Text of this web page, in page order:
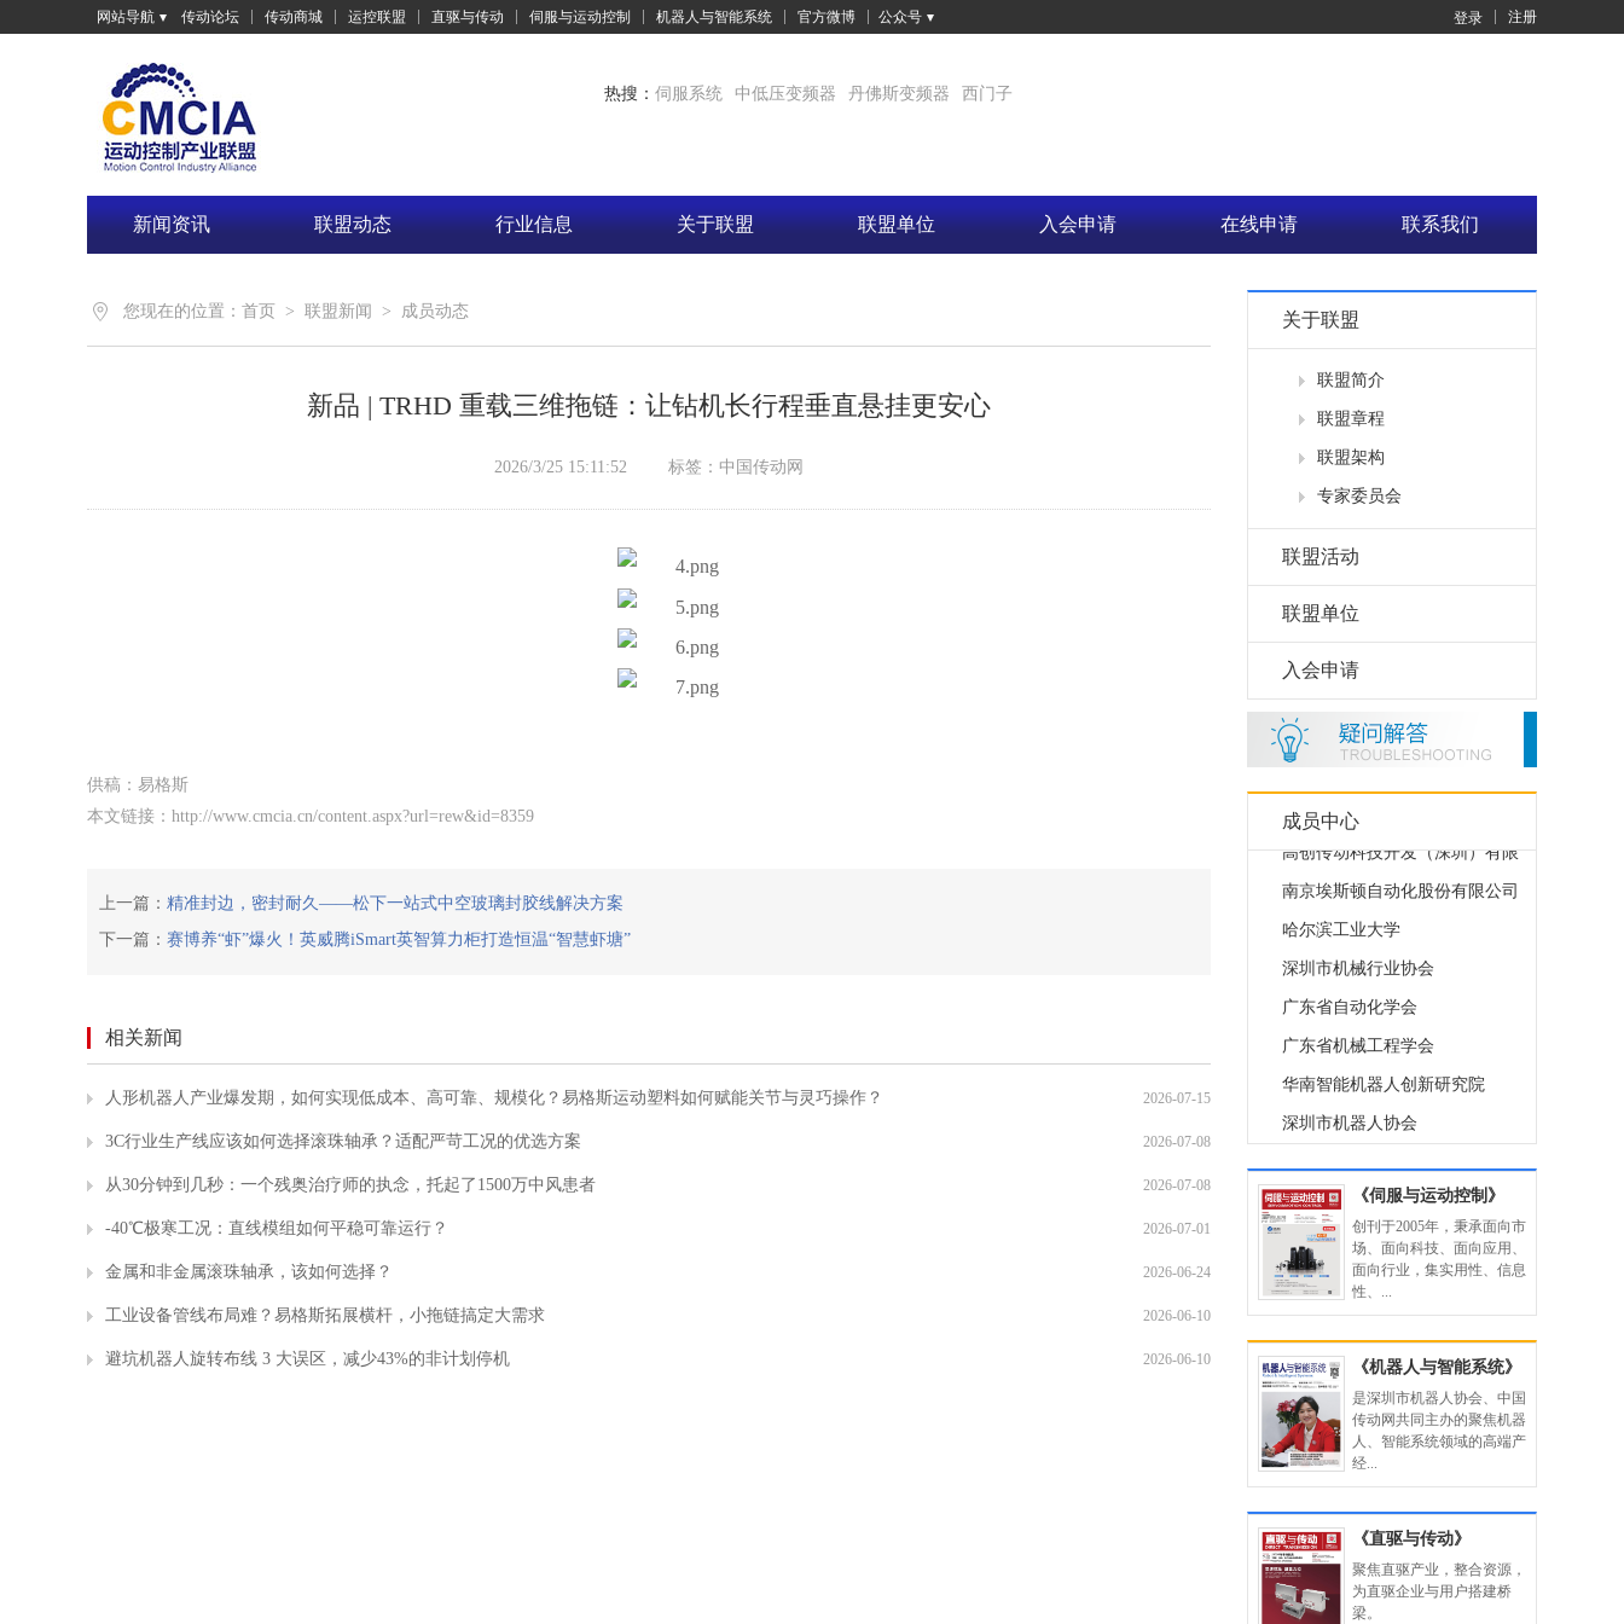
登录 注册
网站导航 传动论坛 传动商城 运控联盟 直驱与传动 伺服与运动控制 机器人与智能系统 官方微博 公众号
热搜： 伺服系统 中低压变频器 丹佛斯变频器 西门子
新闻资讯 联盟动态 行业信息 关于联盟 联盟单位 入会申请 在线申请 联系我们
您现在的位置： 首页 > 联盟新闻 > 成员动态
新品 | TRHD 重载三维拖链：让钻机长行程垂直悬挂更安心
2026/3/25 15:11:52 标签： 中国传动网
供稿： 易格斯
本文链接： http://www.cmcia.cn/content.aspx?url=rew&id=8359
上一篇： 精准封边，密封耐久——松下一站式中空玻璃封胶线解决方案
下一篇： 赛博养“虾”爆火！英威腾iSmart英智算力柜打造恒温“智慧虾塘”
相关新闻
2026-07-15
人形机器人产业爆发期，如何实现低成本、高可靠、规模化？易格斯运动塑料如何赋能关节与灵巧操作？
2026-07-08
3C行业生产线应该如何选择滚珠轴承？适配严苛工况的优选方案
2026-07-08
从30分钟到几秒：一个残奥治疗师的执念，托起了1500万中风患者
2026-07-01
-40℃极寒工况：直线模组如何平稳可靠运行？
2026-06-24
金属和非金属滚珠轴承，该如何选择？
2026-06-10
工业设备管线布局难？易格斯拓展横杆，小拖链搞定大需求
2026-06-10
避坑机器人旋转布线 3 大误区，减少43%的非计划停机
关于联盟
联盟简介
联盟章程
联盟架构
专家委员会
联盟活动
联盟单位
入会申请
成员中心
长春禹衡光学有限公司
睿工业
南京埃斯顿自动化股份有限公司
哈尔滨工业大学
深圳市机械行业协会
广东省自动化学会
广东省机械工程学会
华南智能机器人创新研究院
深圳市机器人协会
深圳众为兴技术股份有限公司
南京诚达运动控制系统有限公司
常州精纳电机有限公司
杭州中达电机有限公司
杭州日鼎控制技术有限公司
杭州米格电机有限公司
上海新时达电气股份有限公司
上海三竹机电设备有限公司
深圳市艾而特工业自动化设备有
深圳市亿维自动化技术有限公司
《伺服与运动控制》
创刊于2005年，秉承面向市
场、面向科技、面向应用、
面向行业，集实用性、信息
性、...
《机器人与智能系统》
是深圳市机器人协会、中国
传动网共同主办的聚焦机器
人、智能系统领域的高端产
经...
《直驱与传动》
聚焦直驱产业，整合资源，
为直驱企业与用户搭建桥
梁。